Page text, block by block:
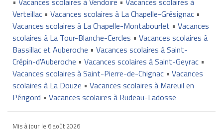
Verteillac• Vacances scolaires à La Chapelle-Grésignac•
Vacances scolaires à La Chapelle-Montabourlet • Vacances
scolaires à La Tour-Blanche-Cercles • Vacances scolaires à
Bassillac et Auberoche • Vacances scolaires à Saint-
Crépin-d'Auberoche • Vacances scolaires à Saint-Geyrac•
Vacances scolaires à Saint-Pierre-de-Chignac• Vacances
scolaires à La Douze • Vacances scolaires à Mareuil en
Périgord • Vacances scolaires à Rudeau-Ladosse
Mis à jour le 6 août 2026